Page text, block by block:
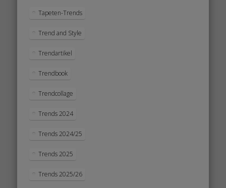
Tapeten-Trends
Trend and Style
Trendartikel
Trendbook
Trendcollage
Trends 2024
Trends 2024/25
Trends 2025
Trends 2025/26